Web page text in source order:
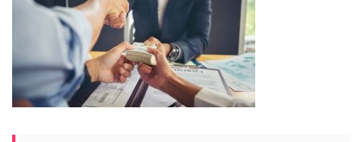
hang-
trung-
quoc